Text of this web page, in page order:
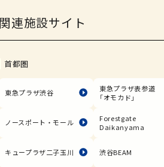
関連施設サイト
首都圏
東急プラザ渋谷
東急プラザ表参道
「オモカド」
ノースポート・モール
Forestgate
Daikanyama
キュープラザ二子玉川 渋谷BEAM